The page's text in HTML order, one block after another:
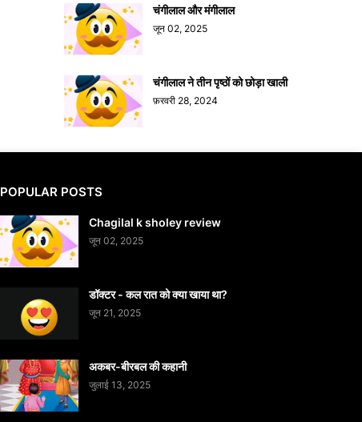
चंगीलाल और मंगीलाल
जून 02, 2025
चंगीलाल ने तीन पृष्ठों को छोड़ा खाली
फ़रवरी 28, 2024
POPULAR POSTS
Chagilal k sholey review
जून 02, 2025
डॉक्टर - कल रात को क्या खाया था?
जून 21, 2025
अकबर-बीरबल की कहानी
जुलाई 13, 2025